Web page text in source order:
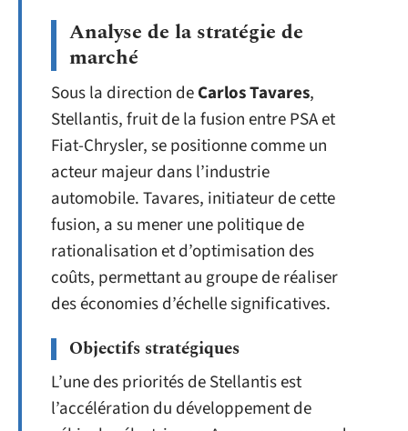
Analyse de la stratégie de
marché
Sous la direction deCarlos Tavares,
Stellantis, fruit de la fusion entre PSA et
Fiat-Chrysler, se positionne comme un
acteur majeur dans l’industrie
automobile. Tavares, initiateur de cette
fusion, a su mener une politique de
rationalisation et d’optimisation des
coûts, permettant au groupe de réaliser
des économies d’échelle significatives.
Objectifs stratégiques
L’une des priorités de Stellantis est
l’accélération du développement de